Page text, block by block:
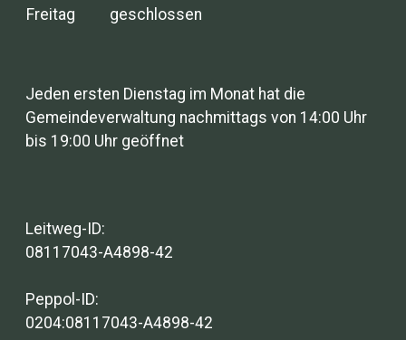
Freitag
geschlossen
Jeden ersten Dienstag im Monat hat die
Gemeindeverwaltung nachmittags von 14:00 Uhr
bis 19:00 Uhr geöffnet
Leitweg-ID:
08117043-A4898-42
Peppol-ID:
0204:08117043-A4898-42